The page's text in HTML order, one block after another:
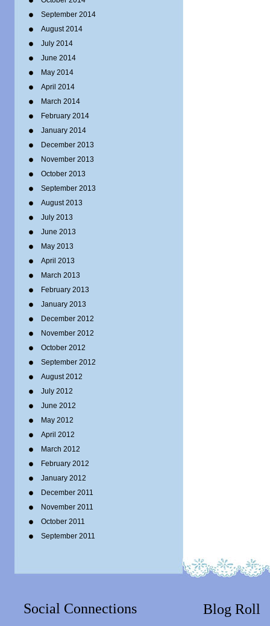
September 2014
August 2014
July 2014
June 2014
May 2014
April 2014
March 2014
February 2014
January 2014
December 2013
November 2013
October 2013
September 2013
August 2013
July 2013
June 2013
May 2013
April 2013
March 2013
February 2013
January 2013
December 2012
November 2012
October 2012
September 2012
August 2012
July 2012
June 2012
May 2012
April 2012
March 2012
February 2012
January 2012
December 2011
November 2011
October 2011
September 2011
Social Connections Blog Roll